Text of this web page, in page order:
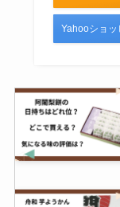
Yahooショ